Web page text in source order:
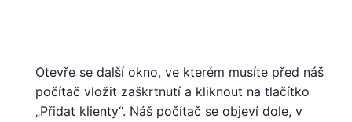
Otevře se další okno, ve kterém musíte před náš
počítač vložit zaškrtnutí a kliknout na tlačítko
„Přidat klienty“. Náš počítač se objeví dole, v